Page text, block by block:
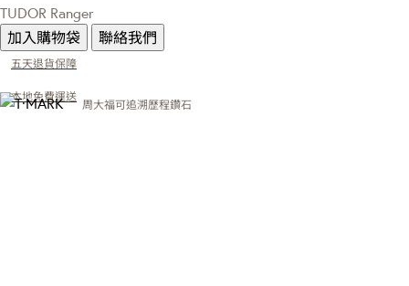
TUDOR Ranger
加入購物袋
聯絡我們
五天退貨保障
本地免費運送
周大福可追溯歷程鑽石